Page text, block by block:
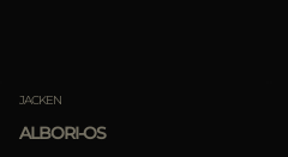
JACKEN
ALBORI-OS